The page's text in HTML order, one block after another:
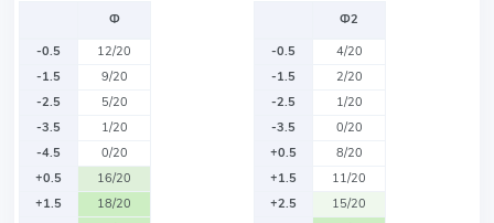
Ф
-0.5
12/20
-1.5
9/20
-2.5
5/20
-3.5
1/20
-4.5
0/20
+0.5
16/20
+1.5
18/20
Ф2
-0.5
4/20
-1.5
2/20
-2.5
1/20
-3.5
0/20
+0.5
8/20
+1.5
11/20
+2.5
15/20